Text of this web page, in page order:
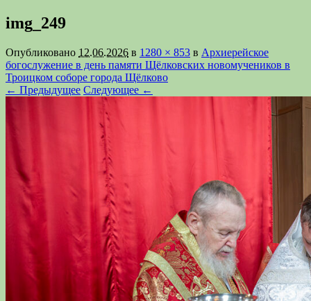
img_249
Опубликовано 12.06.2026 в 1280 × 853 в Архиерейское
богослужение в день памяти Щёлковских новомучеников в
Троицком соборе города Щёлково
← Предыдущее Следующее ←